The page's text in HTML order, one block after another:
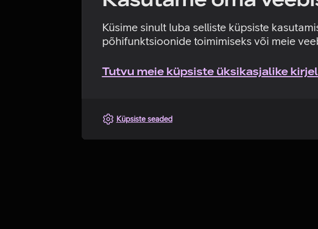
Küsime sinult luba selliste küpsiste
põhifunktsioonide toimimiseks või meie
Tutvu meie küpsiste üksikasjalike
Küpsiste seaded